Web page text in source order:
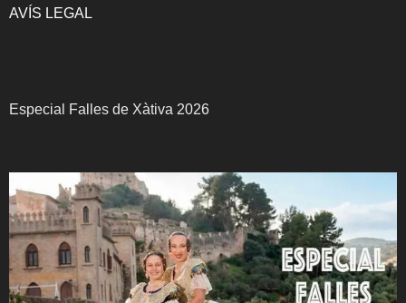
AVÍS LEGAL
Especial Falles de Xàtiva 2026